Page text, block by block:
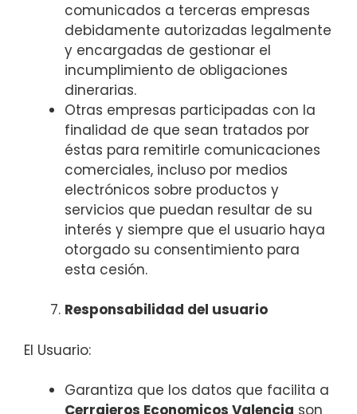
comunicados a terceras empresas
debidamente autorizadas legalmente
y encargadas de gestionar el
incumplimiento de obligaciones
dinerarias.
Otras empresas participadas con la
finalidad de que sean tratados por
éstas para remitirle comunicaciones
comerciales, incluso por medios
electrónicos sobre productos y
servicios que puedan resultar de su
interés y siempre que el usuario haya
otorgado su consentimiento para
esta cesión.
Responsabilidad del usuario
El Usuario:
Garantiza que los datos que facilita a